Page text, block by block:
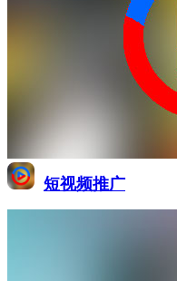
短视频推广